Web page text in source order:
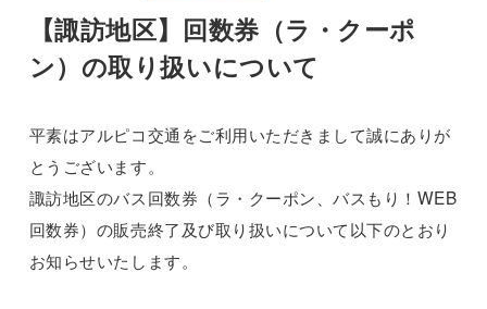
【諏訪地区】回数券（ラ・クーポ
ン）の取り扱いについて
平素はアルピコ交通をご利用いただきまして誠にありが
とうございます。
諏訪地区のバス回数券（ラ・クーポン、バスもり！WEB
回数券）の販売終了及び取り扱いについて以下のとおり
お知らせいたします。